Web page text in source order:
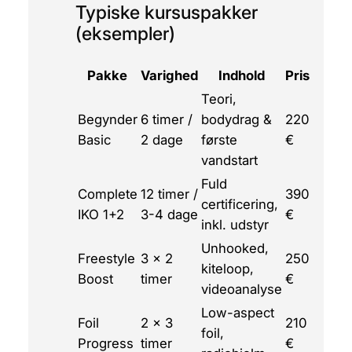
Typiske kursuspakker
(eksempler)
Pakke Varighed Indhold Pris
Begynder
Basic
6 timer /
2 dage
Teori,
bodydrag &
første
vandstart
220
€
Complete
IKO 1+2
12 timer /
3-4 dage
Fuld
certificering,
inkl. udstyr
390
€
Freestyle
Boost
3 x 2
timer
Unhooked,
kiteloop,
videoanalyse
250
€
Foil
Progress
2 x 3
timer
Low-aspect
foil,
210
€